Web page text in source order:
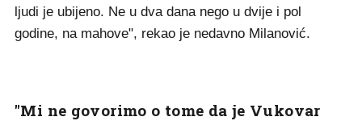
ljudi je ubijeno. Ne u dva dana nego u dvije i pol
godine, na mahove", rekao je nedavno Milanović.
"Mi ne govorimo o tome da je Vukovar